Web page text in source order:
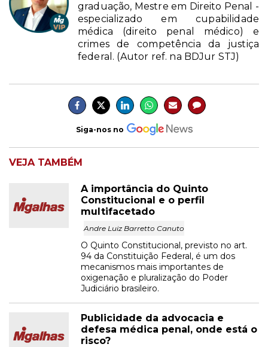
graduação, Mestre em Direito Penal -
especializado em cupabilidade
médica (direito penal médico) e
crimes de competência da justiça
federal. (Autor ref. na BDJur STJ)
Siga-nos no
VEJA TAMBÉM
A importância do Quinto
Constitucional e o perfil
multifacetado
Andre Luiz Barretto Canuto
O Quinto Constitucional, previsto no art.
94 da Constituição Federal, é um dos
mecanismos mais importantes de
oxigenação e pluralização do Poder
Judiciário brasileiro.
Publicidade da advocacia e
defesa médica penal, onde está o
risco?